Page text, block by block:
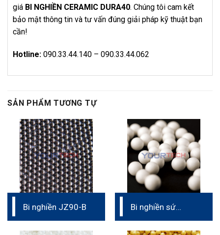
giá BI NGHIỀN CERAMIC DURA40. Chúng tôi cam kết
bảo mật thông tin và tư vấn đúng giải pháp kỹ thuật bạn
cần!
Hotline: 090.33.44.140 – 090.33.44.062
SẢN PHẨM TƯƠNG TỰ
Bi nghiền JZ90-B
Bi nghiền sứ